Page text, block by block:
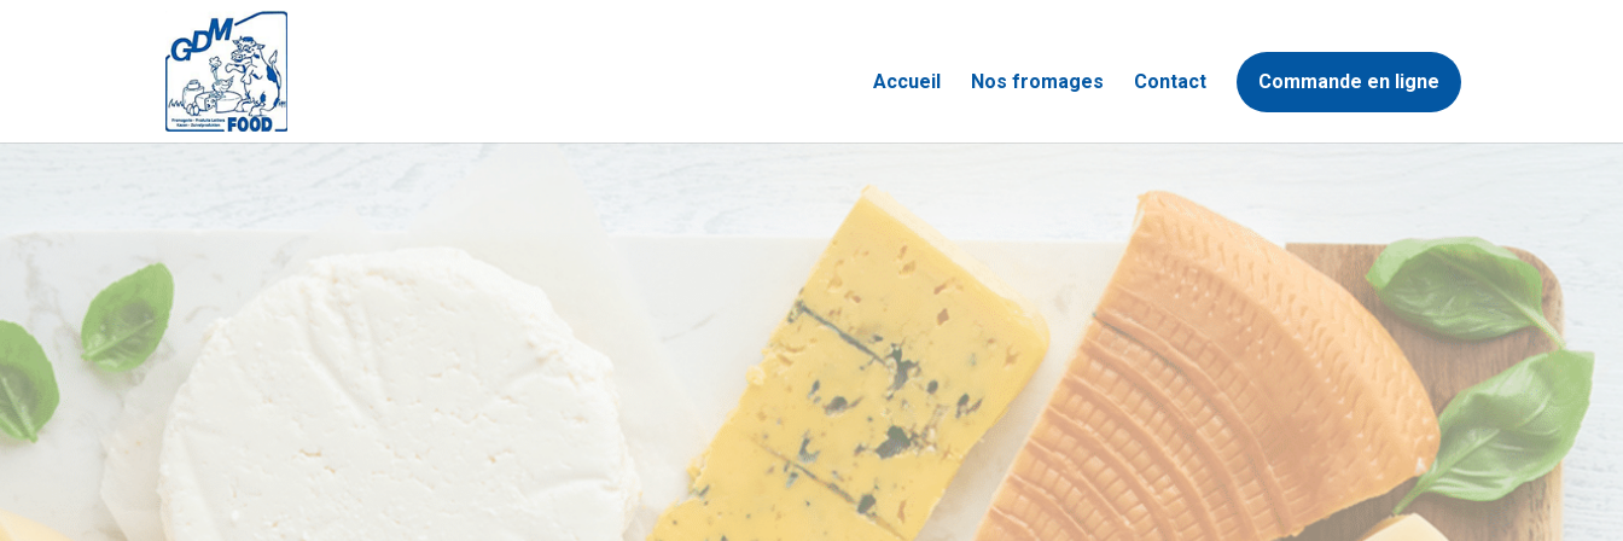
Accueil Nos fromages Contact Commande en ligne